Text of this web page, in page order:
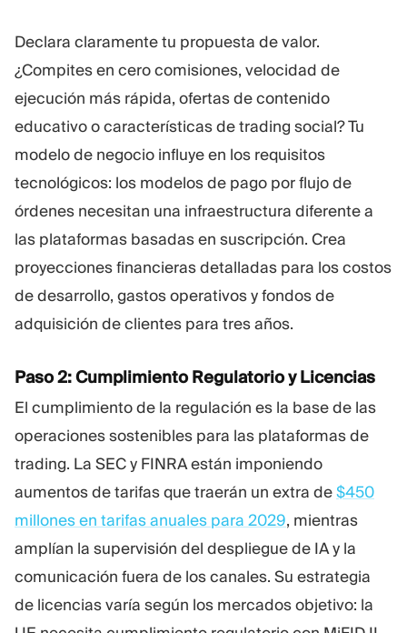
Declara claramente tu propuesta de valor.
¿Compites en cero comisiones, velocidad de
ejecución más rápida, ofertas de contenido
educativo o características de trading social? Tu
modelo de negocio influye en los requisitos
tecnológicos: los modelos de pago por flujo de
órdenes necesitan una infraestructura diferente a
las plataformas basadas en suscripción. Crea
proyecciones financieras detalladas para los costos
de desarrollo, gastos operativos y fondos de
adquisición de clientes para tres años.
Paso 2: Cumplimiento Regulatorio y Licencias
El cumplimiento de la regulación es la base de las
operaciones sostenibles para las plataformas de
trading. La SEC y FINRA están imponiendo
aumentos de tarifas que traerán un extra de$450
millones en tarifas anuales para 2029, mientras
amplían la supervisión del despliegue de IA y la
comunicación fuera de los canales. Su estrategia
de licencias varía según los mercados objetivo: la